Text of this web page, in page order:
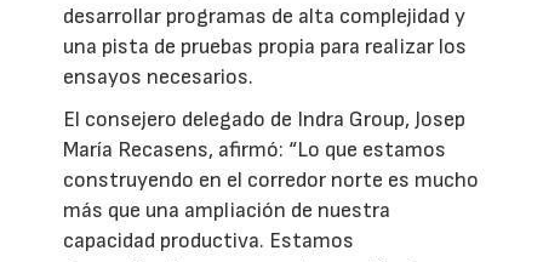
desarrollar programas de alta complejidad y
una pista de pruebas propia para realizar los
ensayos necesarios.
El consejero delegado de Indra Group, Josep
María Recasens, afirmó: “Lo que estamos
construyendo en el corredor norte es mucho
más que una ampliación de nuestra
capacidad productiva. Estamos